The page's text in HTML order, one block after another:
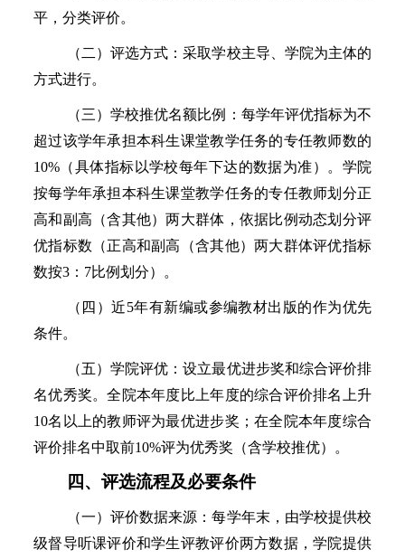
平，分类评价。
（二）评选方式：采取学校主导、学院为主体的
方式进行。
（三）学校推优名额比例：每学年评优指标为不
超过该学年承担本科生课堂教学任务的专任教师数的
10%（具体指标以学校每年下达的数据为准）。学院
按每学年承担本科生课堂教学任务的专任教师划分正
高和副高（含其他）两大群体，依据比例动态划分评
优指标数（正高和副高（含其他）两大群体评优指标
数按3：7比例划分）。
（四）近5年有新编或参编教材出版的作为优先
条件。
（五）学院评优：设立最优进步奖和综合评价排
名优秀奖。全院本年度比上年度的综合评价排名上升
10名以上的教师评为最优进步奖；在全院本年度综合
评价排名中取前10%评为优秀奖（含学校推优）。
四、评选流程及必要条件
（一）评价数据来源：每学年末，由学校提供校
级督导听课评价和学生评教评价两方数据，学院提供